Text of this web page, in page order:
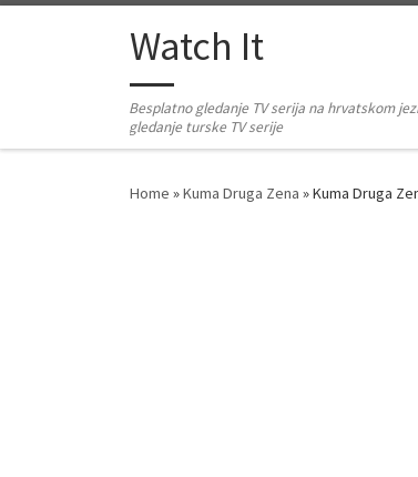
Skip to contentWatch It
Besplatno gledanje TV serija na hrvatskom
gledanje turske TV serije
Home »Kuma Druga Zena »Kuma Druga